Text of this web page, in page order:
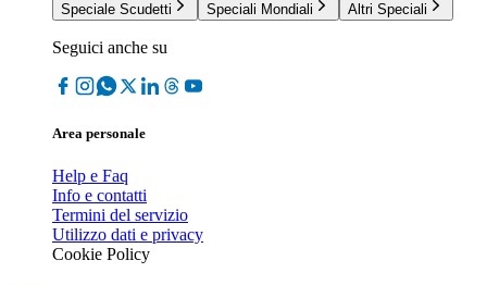
Speciale Scudetti
Speciali Mondiali Altri Speciali
Seguici anche su
Area personale
Help e Faq
Info e contatti
Termini del servizio
Utilizzo dati e privacy
Cookie Policy